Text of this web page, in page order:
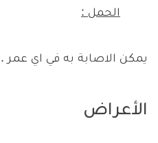
الحمل :
يمكن الاصابة به في اي عمر .
الأعراض